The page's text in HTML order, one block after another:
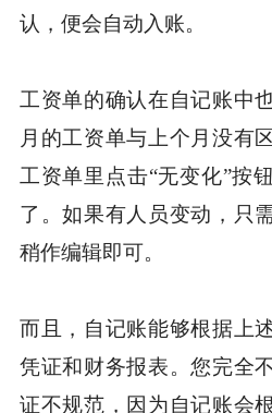
认，便会自动入账。
工资单的确认在自记账中
月的工资单与上个月没有
工资单里点击“无变化”按
了。如果有人员变动，只
稍作编辑即可。
而且，自记账能够根据上
凭证和财务报表。您完全
证不规范，因为自记账会